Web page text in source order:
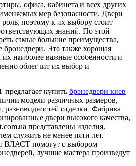
офиса, кабинета и всех других
мер безопасности. Двери
поэтому к их выбору стоит
знаний. По этой
самые большие преимущества,
бронедвери. Это также хорошая
их наиболее важные особенности и
облегчит их выбор и
купить бронедвери киев
модели различных размеров,
разновидностей отделки. Фабрика
двери высокого качества,
представлены изделия,
служить не менее пяти лет.
ВЛАСТ помогут с выбором
лучшие мастера произведут